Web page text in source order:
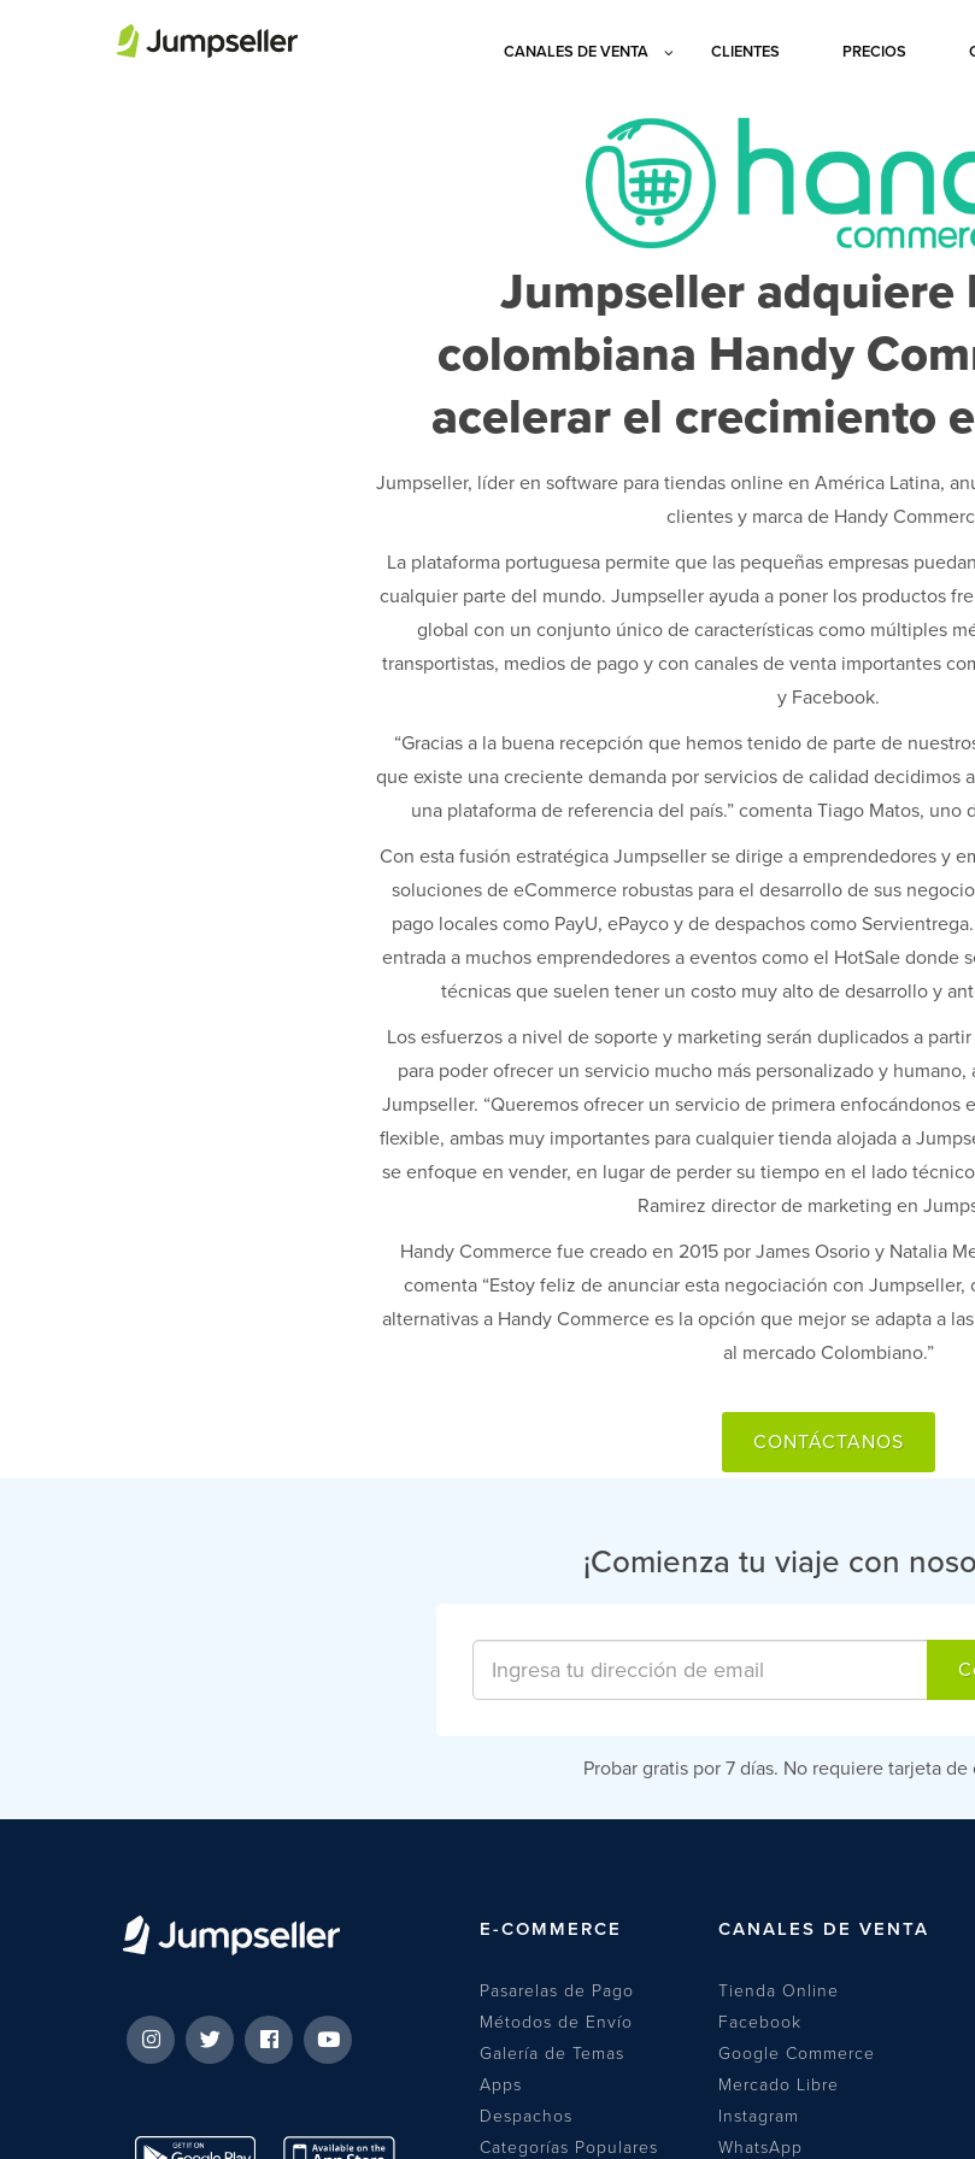
CANALES DE VENTA CLIENTES PRECIOS
Jumpseller adquiere
colombiana Handy
acelerar el crecimiento
Jumpseller, líder en software para tiendas online en América Latina,
clientes y marca de Handy
La plataforma portuguesa permite que las pequeñas empresas
cualquier parte del mundo. Jumpseller ayuda a poner los productos
global con un conjunto único de características como múltiples
transportistas, medios de pago y con canales de venta importantes
y Facebook.
“Gracias a la buena recepción que hemos tenido de parte de
que existe una creciente demanda por servicios de calidad decidimos
una plataforma de referencia del país.” comenta Tiago Matos, uno
Con esta fusión estratégica Jumpseller se dirige a emprendedores y
soluciones de eCommerce robustas para el desarrollo de sus
pago locales como PayU, ePayco y de despachos como
entrada a muchos emprendedores a eventos como el HotSale donde
técnicas que suelen tener un costo muy alto de desarrollo y
Los esfuerzos a nivel de soporte y marketing serán duplicados a
para poder ofrecer un servicio mucho más personalizado y
Jumpseller. “Queremos ofrecer un servicio de primera enfocándonos
flexible, ambas muy importantes para cualquier tienda alojada a
se enfoque en vender, en lugar de perder su tiempo en el lado
Ramirez director de marketing en
Handy Commerce fue creado en 2015 por James Osorio y Natalia
comenta “Estoy feliz de anunciar esta negociación con
alternativas a Handy Commerce es la opción que mejor se adapta a
al mercado Colombiano.”
CONTÁCTANOS
¡Comienza tu viaje con
Probar gratis por 7 días. No requiere tarjeta de
E-COMMERCE
Pasarelas de Pago
Métodos de Envío
Galería de Temas
Apps
Despachos
Categorías Populares
CANALES DE VENTA
Tienda Online
Facebook
Google Commerce
Mercado Libre
Instagram
WhatsApp